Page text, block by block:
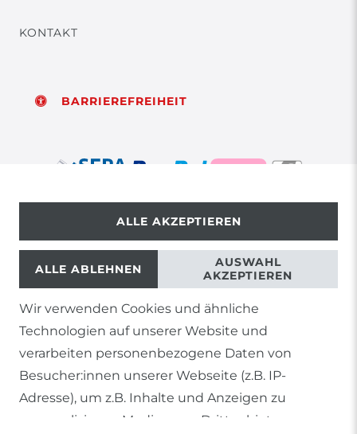
KONTAKT
BARRIEREFREIHEIT
© Copyright 2026 | Alle Rechte vorbehalten.
1) Gilt nicht für Sendungen mit Futterinsekten,
Lebendpflanzen, Frostfutter oder lebende Tiere, sowie
Lieferungen per Spedition
2) gilt für sofort lieferbare Artikel und Produkte die keine
gesonderte Versandregelung besitzen.
Wir verwenden Cookies und ähnliche
Technologien auf unserer Website und
verarbeiten personenbezogene Daten von
Besucher:innen unserer Webseite (z.B. IP-
Adresse), um z.B. Inhalte und Anzeigen zu
personalisieren, Medien von Drittanbietern
ALLE AKZEPTIEREN
ALLE ABLEHNEN
AUSWAHL
AKZEPTIEREN